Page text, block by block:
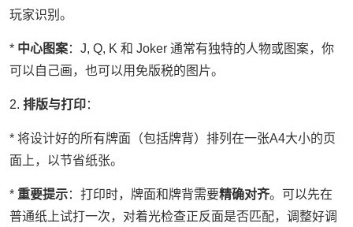
玩家识别。
* 中心图案：J, Q, K 和 Joker 通常有独特的人物或图案，你
可以自己画，也可以用免版税的图片。
2. 排版与打印：
* 将设计好的所有牌面（包括牌背）排列在一张A4大小的页
面上，以节省纸张。
* 重要提示：打印时，牌面和牌背需要精确对齐。可以先在
普通纸上试打一次，对着光检查正反面是否匹配，调整好调